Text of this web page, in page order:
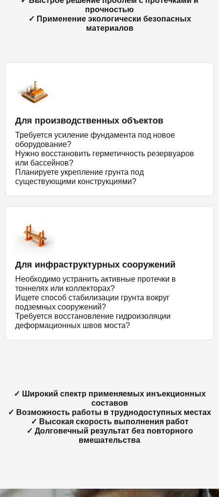
прочностью
✓ Применение экологически безопасных
материалов
Для производственных объектов
Требуется усиление фундамента под новое
оборудование?
Нужно восстановить герметичность резервуаров
или бассейнов?
Планируете укрепление грунта под
существующими конструкциями?
Для инфраструктурных сооружений
Необходимо устранить активные протечки в
тоннелях или коллекторах?
Ищете способ стабилизации грунта вокруг
подземных сооружений?
Требуется восстановление гидроизоляции
деформационных швов моста?
✓ Широкий спектр применяемых инъекционных
составов
✓ Возможность работы в труднодоступных местах
✓ Высокая скорость выполнения работ
✓ Долговечный результат без повторного
вмешательства